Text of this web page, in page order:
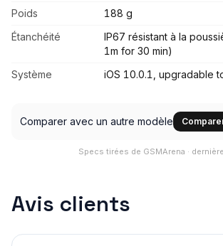
Poids
188 g
Étanchéité
IP67 résistant à la
1m for 30 min)
Système
iOS 10.0.1, upgradable
Comparer avec un autre modèle
Specs tirées de GSMArena ·
Avis clients